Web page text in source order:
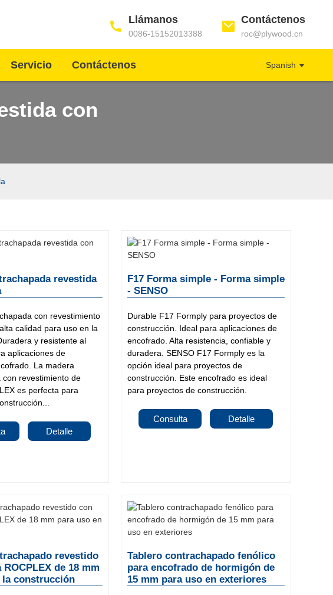
Llámanos
0086-15152013388
Contáctenos
roc@plywood.cn
Servicio Contáctenos Spanish
con
revestida
con revestimiento
calidad para uso en la
y resistente al
aplicaciones de
La madera
con revestimiento de
es perfecta para
Detalle
F17 Forma simple - Forma simple
- SENSO
Durable F17 Formply para proyectos de
construcción. Ideal para aplicaciones de
encofrado. Alta resistencia, confiable y
duradera. SENSO F17 Formply es la
opción ideal para proyectos de
construcción. Este encofrado es ideal
para proyectos de construcción.
Consulta Detalle
revestido
de 18 mm
la construcción
Tablero contrachapado fenólico
para encofrado de hormigón de
15 mm para uso en exteriores